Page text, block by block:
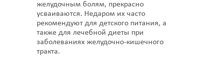
желудочным болям, прекрасно
усваиваются. Недаром их часто
рекомендуют для детского питания, а
также для лечебной диеты при
заболеваниях желудочно-кишечного
тракта.